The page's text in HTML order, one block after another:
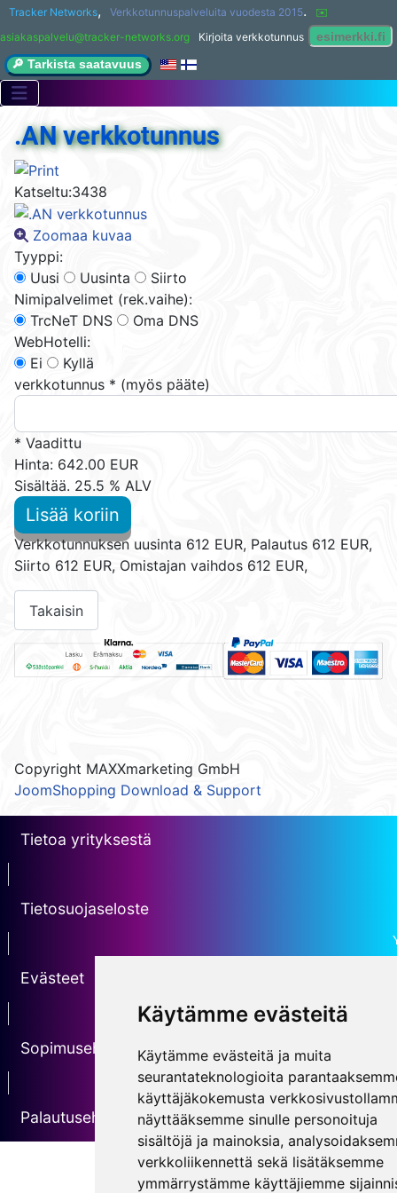
Käytämme evästeitä
Käytämme evästeitä ja muita
seurantateknologioita
käyttäjäkokemusta
näyttääksemme sinulle personoituja
sisältöjä ja mainoksia,
verkkoliikennettä sekä lisätäksemme
ymmärrystämme käyttäjiemme
Tracker Networks, Verkkotunnuspalveluita vuodesta 2015.
✉️
asiakaspalvelu@tracker-networks.org
Kirjoita verkkotunnus
🔎 Tarkista saatavuus
.AN verkkotunnus
Katseltu:3438
Zoomaa kuvaa
Tyyppi:
Uusi
Uusinta
Siirto
Nimipalvelimet (rek.vaihe):
TrcNeT DNS
Oma DNS
WebHotelli:
Ei
Kyllä
verkkotunnus * (myös pääte)
* Vaadittu
Hinta: 642.00 EUR
Sisältää. 25.5 % ALV
Lisää koriin
Verkkotunnuksen uusinta 612 EUR, Palautus 612 EUR,
Siirto 612 EUR, Omistajan vaihdos 612 EUR,
Copyright MAXXmarketing GmbH
JoomShopping Download & Support
Tietoa yrityksestä
Tietosuojaseloste
Evästeet
Sopimusehdot
Palautusehdot